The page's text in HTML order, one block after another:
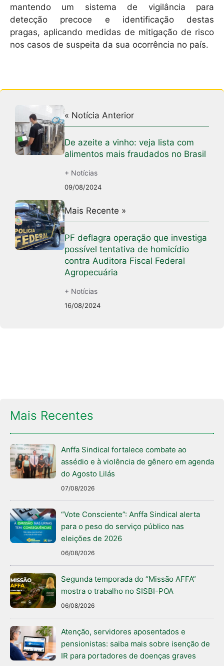
mantendo um sistema de vigilância para
detecção precoce e identificação destas
pragas, aplicando medidas de mitigação de risco
nos casos de suspeita da sua ocorrência no país.
« Notícia Anterior
De azeite a vinho: veja lista com
alimentos mais fraudados no Brasil
+ Notícias
09/08/2024
Mais Recente »
PF deflagra operação que investiga
possível tentativa de homicídio
contra Auditora Fiscal Federal
Agropecuária
+ Notícias
16/08/2024
Mais Recentes
Anffa Sindical fortalece combate ao
assédio e à violência de gênero em agenda
do Agosto Lilás
07/08/2026
“Vote Consciente”: Anffa Sindical alerta
para o peso do serviço público nas
eleições de 2026
06/08/2026
Segunda temporada do “Missão AFFA”
mostra o trabalho no SISBI-POA
06/08/2026
Atenção, servidores aposentados e
pensionistas: saiba mais sobre isenção de
IR para portadores de doenças graves